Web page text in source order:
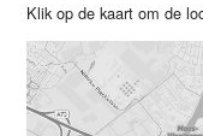
Klik op de kaart om de